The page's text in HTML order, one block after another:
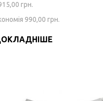
грн.
990,00 грн.